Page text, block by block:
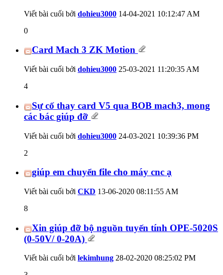
Viết bài cuối bởi dohieu3000 14-04-2021 10:12:47 AM
0
Card Mach 3 ZK Motion
Viết bài cuối bởi dohieu3000 25-03-2021 11:20:35 AM
4
Sự cố thay card V5 qua BOB mach3, mong
các bác giúp đỡ
Viết bài cuối bởi dohieu3000 24-03-2021 10:39:36 PM
2
giúp em chuyển file cho máy cnc ạ
Viết bài cuối bởi CKD 13-06-2020 08:11:55 AM
8
Xin giúp đỡ bộ nguồn tuyến tính OPE-5020S
(0-50V/ 0-20A)
Viết bài cuối bởi lekimhung 28-02-2020 08:25:02 PM